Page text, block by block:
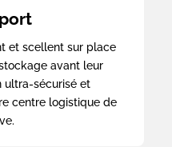
et scellent sur place
avant leur
ultra-sécurisé et
centre logistique de